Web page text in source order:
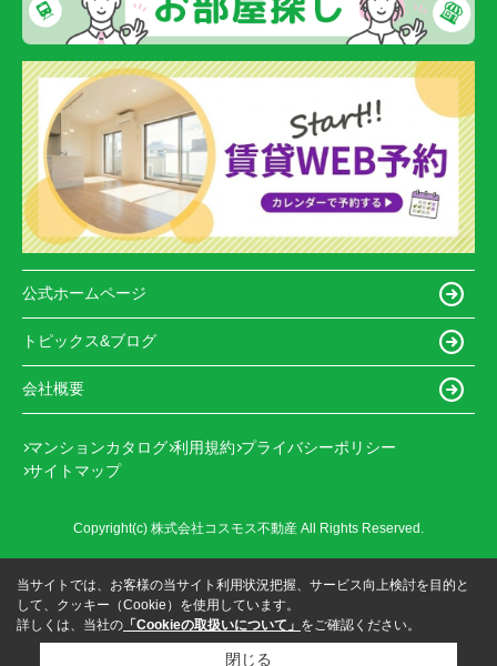
公式ホームページ
トピックス&ブログ
会社概要
マンションカタログ 利用規約 プライバシーポリシー
サイトマップ
Copyright(c) 株式会社コスモス不動産 All Rights Reserved.
当サイトでは、お客様の当サイト利用状況把握、サービス向上検討を目的と
して、クッキー（Cookie）を使用しています。
詳しくは、当社の 「Cookieの取扱いについて」 をご確認ください。
閉じる